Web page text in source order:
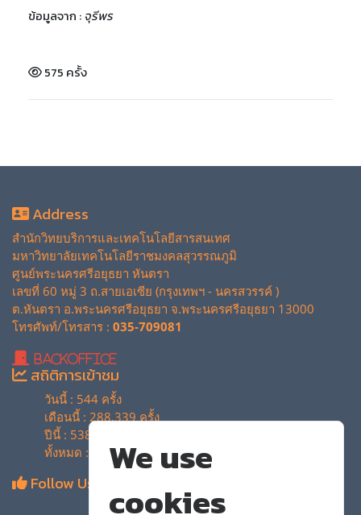
We use
cookies
ข้อมูลจาก :จุรีพร
575 ครั้ง
Address
สำนักวิทยบริการและเทคโนโลยีสารสนเทศ
มหาวิทยาลัยเทคโนโลยีราชมงคลสุวรรณภูมิ
ศูนย์พระนครศรีอยุธยา หันตรา
เลขที่ 60 หมู่ 3 ถ.สายเอเซีย (กรุงเทพฯ - นครสวรรค์ )
ต.หันตรา อ.พระนครศรีอยุธยา จ.พระนครศรีอยุธยา 13000
โทรศัพท์/โทรสาร : 035-709081
BackOffice
สถิติการเข้าชม
วันนี้ : 544 ครั้ง
เดือนนี้ : 288,339 ครั้ง
ปีนี้ : 538,515 ครั้ง
ทั้งหมด : 4,129,465 ครั้ง
Follow Us